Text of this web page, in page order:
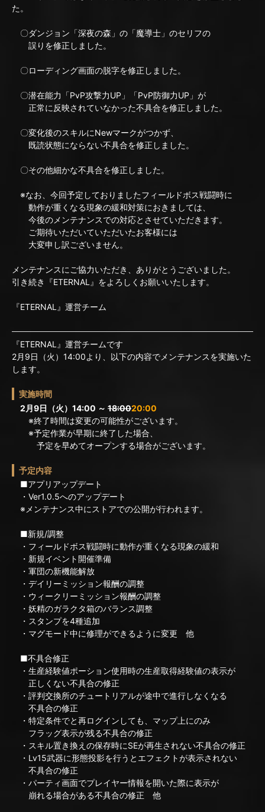
た。
〇ダンジョン「深夜の森」の「魔導士」のセリフの
誤りを修正しました。
〇ローディング画面の脱字を修正しました。
〇潜在能力「PvP攻撃力UP」「PvP防御力UP」が
正常に反映されていなかった不具合を修正しました。
〇変化後のスキルにNewマークがつかず、
既読状態にならない不具合を修正しました。
〇その他細かな不具合を修正しました。
※なお、今回予定しておりましたフィールドボス戦闘時に
動作が重くなる現象の緩和対策におきましては、
今後のメンテナンスでの対応とさせていただきます。
ご期待いただいていただいたお客様には
大変申し訳ございません。
メンテナンスにご協力いただき、ありがとうございました。
引き続き『ETERNAL』をよろしくお願いいたします。
『ETERNAL』運営チーム
『ETERNAL』運営チームです
2月9日（火）14:00より、以下の内容でメンテナンスを実施いた
します。
実施時間
2月9日（火）14:00 ～ 18:0020:00
※終了時間は変更の可能性がございます。
※予定作業が早期に終了した場合、
予定を早めてオープンする場合がございます。
予定内容
■アプリアップデート
・Ver1.0.5へのアップデート
※メンテナンス中にストアでの公開が行われます。
■新規/調整
・フィールドボス戦闘時に動作が重くなる現象の緩和
・新規イベント開催準備
・軍団の新機能解放
・デイリーミッション報酬の調整
・ウィークリーミッション報酬の調整
・妖精のガラクタ箱のバランス調整
・スタンプを4種追加
・マグモード中に修理ができるように変更 他
■不具合修正
・生産経験値ポーション使用時の生産取得経験値の表示が
正しくない不具合の修正
・評判交換所のチュートリアルが途中で進行しなくなる
不具合の修正
・特定条件でと再ログインしても、マップ上にのみ
フラッグ表示が残る不具合の修正
・スキル置き換えの保存時にSEが再生されない不具合の修正
・Lv15武器に形態投影を行うとエフェクトが表示されない
不具合の修正
・パーティ画面でプレイヤー情報を開いた際に表示が
崩れる場合がある不具合の修正 他